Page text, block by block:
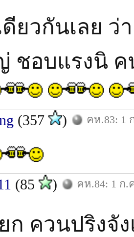
ดียวกันเลย ว่
ชอบแรงนิ
(357 ) คห.83: 1
(85 ) คห.84: 1 ก.
ก ควนปริงจั